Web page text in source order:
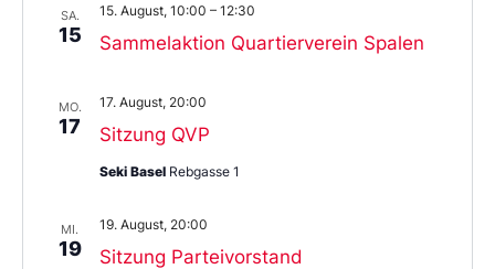
SA.
15 Sammelaktion Quartierverein Spalen
15. August, 10:00 – 12:30
MO.
17 Sitzung QVP
17. August, 20:00
Seki Basel Rebgasse 1
MI.
19 Sitzung Parteivorstand
19. August, 20:00